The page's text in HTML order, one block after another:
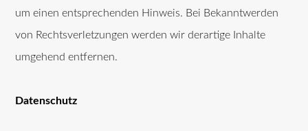
um einen entsprechenden Hinweis. Bei Bekanntwerden
von Rechtsverletzungen werden wir derartige Inhalte
umgehend entfernen.
Datenschutz